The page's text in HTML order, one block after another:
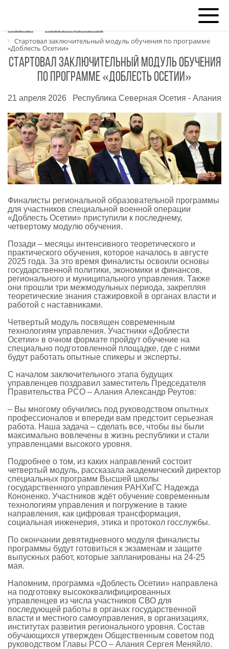
Главная
Новости регионов
Стартовал заключительный модуль обучения по программе
«Доблесть Осетии»
Стартовал заключительный модуль обучения
по программе «Доблесть Осетии»
21 апреля 2026 Республика Северная Осетия - Алания
Финалисты региональной образовательной программы
для участников специальной военной операции
«Доблесть Осетии» приступили к последнему,
четвертому модулю обучения.
Позади – месяцы интенсивного теоретического и
практического обучения, которое началось в августе
2025 года. За это время финалисты освоили основы
государственной политики, экономики и финансов,
регионального и муниципального управления. Также
они прошли три межмодульных периода, закрепляя
теоретические знания стажировкой в органах власти и
работой с наставниками.
Четвертый модуль посвящен современным
технологиям управления. Участники «Доблести
Осетии» в очном формате пройдут обучение на
специально подготовленной площадке, где с ними
будут работать опытные спикеры и эксперты.
С началом заключительного этапа будущих
управленцев поздравил заместитель Председателя
Правительства РСО – Алания Александр Реутов:
– Вы многому обучились под руководством опытных
профессионалов и впереди вам предстоит серьезная
работа. Наша задача – сделать все, чтобы вы были
максимально вовлечены в жизнь республики и стали
управленцами высокого уровня.
Подробнее о том, из каких направлений состоит
четвертый модуль, рассказала академический директор
специальных программ Высшей школы
государственного управления РАНХиГС Надежда
Кононенко. Участников ждёт обучение современным
технологиям управления и погружение в такие
направления, как цифровая трансформация,
социальная инженерия, этика и протокол госслужбы.
По окончании девятидневного модуля финалисты
программы будут готовиться к экзаменам и защите
выпускных работ, которые запланированы на 24-25
мая.
Напомним, программа «Доблесть Осетии» направлена
на подготовку высококвалифицированных
управленцев из числа участников СВО для
последующей работы в органах государственной
власти и местного самоуправления, в организациях,
институтах развития регионального уровня. Состав
обучающихся утвержден Общественным советом под
руководством Главы РСО – Алания Сергея Меняйло.